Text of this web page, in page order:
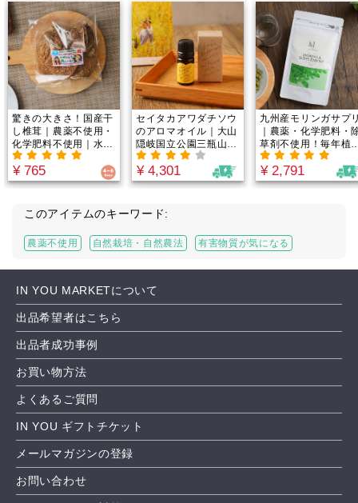
間。
驚きの大きさ！国産干
し椎茸｜農薬不使用・
化学肥料不使用｜水素
の霧（キリ）でプリッ
プリに！森の中で育っ
たような大ぶりキノ
でギュッと閉じ込めま
した！肉厚なのでグリ
ルでいただくのがオス
スメ！
¥ 765
セイタカアワダチソウ
のアロマオイル｜大山
隠岐国立公園三瓶山周
辺のセイタカアワダチ
ソウで作ったアロマオ
イル！全て100％天然
肥料不使用
¥ 4,301
九州産モリンガサプ
｜農薬・化学肥料・
草剤不使用！毎年植
替えを行い、一年目
「バージンモリンガ
の若葉のみを使用。
るため、栄養素が豊
富！「１００％モリ
プ！
¥ 2,791
このアイテムのキーワード:
農薬不使用 自然栽培・自然農法 有害物質が気になる
IN YOU MARKETについて
出品希望者はこちら
出品者成功事例
お買い物方法
よくあるご質問
IN YOU ギフトチケット
メールマガジンの登録
お問い合わせ